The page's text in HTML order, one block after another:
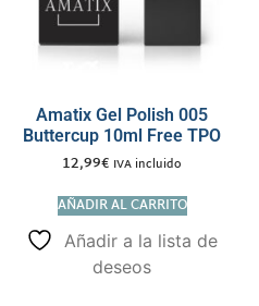
Amatix Gel Polish 005
Buttercup 10ml Free TPO
12,99€ IVA incluido
AÑADIR AL CARRITO
Añadir a la lista de
deseos